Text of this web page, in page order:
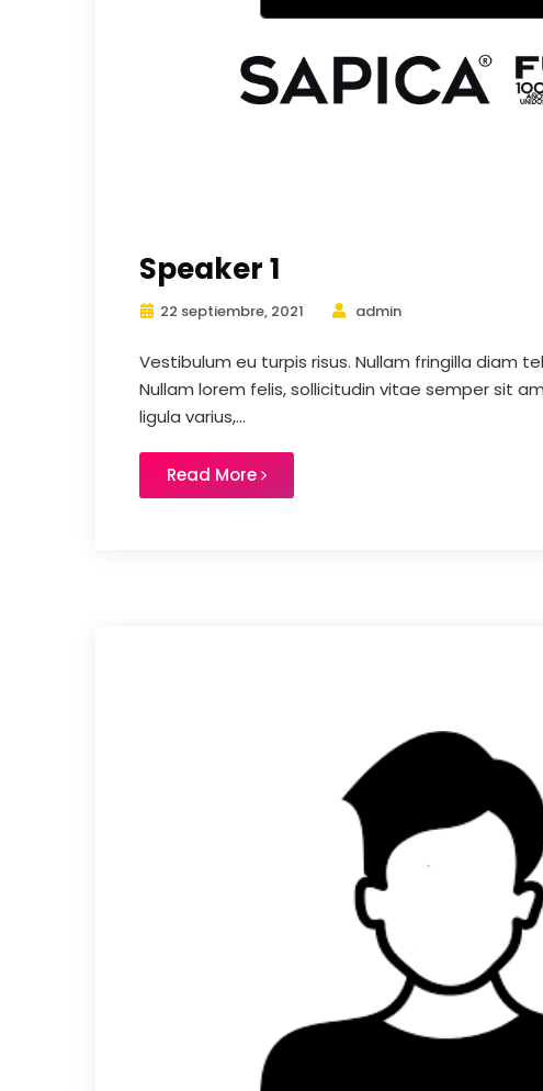
Speaker 1
22 septiembre, 2021 admin
Vestibulum eu turpis risus. Nullam fringilla diam
Nullam lorem felis, sollicitudin vitae semper sit
ligula varius,...
Read More